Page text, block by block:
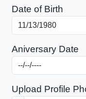
Date of Birth
Aniversary Date
Upload Profile